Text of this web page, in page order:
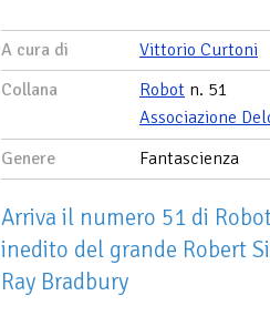
A cura di
Vittorio Curtoni
Collana
Robot n. 51
Associazione
Genere
Fantascienza
Arriva il numero 51 di
inedito del grande Robert
Ray Bradbury